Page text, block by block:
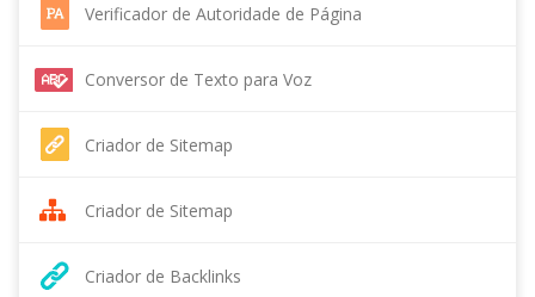
Verificador de Autoridade de Página
Conversor de Texto para Voz
Criador de Sitemap
Criador de Sitemap
Criador de Backlinks